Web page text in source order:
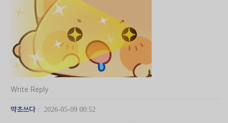
Write Reply
약초쓰다 2026-05-09 00:52